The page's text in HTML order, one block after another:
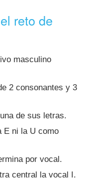
reto de
masculino
2 consonantes y 3
de sus letras.
E ni la U como
por vocal.
central la vocal I.